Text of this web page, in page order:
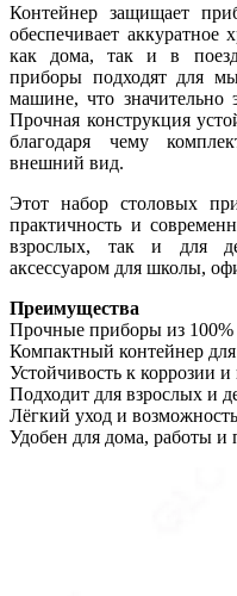
Контейнер защищает
обеспечивает аккуратное
как дома, так и в
приборы подходят для
машине, что значительно
Прочная конструкция
благодаря чему
внешний вид.
Этот набор столовых
практичность и
взрослых, так и для
аксессуаром для школы,
Преимущества
Прочные приборы из
Компактный контейнер
Устойчивость к коррозии
Подходит для взрослых и
Лёгкий уход и
Удобен для дома, работы и